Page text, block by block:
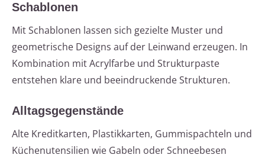
Schablonen
Mit Schablonen lassen sich gezielte Muster und
geometrische Designs auf der Leinwand erzeugen. In
Kombination mit Acrylfarbe und Strukturpaste
entstehen klare und beeindruckende Strukturen.
Alltagsgegenstände
Alte Kreditkarten, Plastikkarten, Gummispachteln und
Küchenutensilien wie Gabeln oder Schneebesen